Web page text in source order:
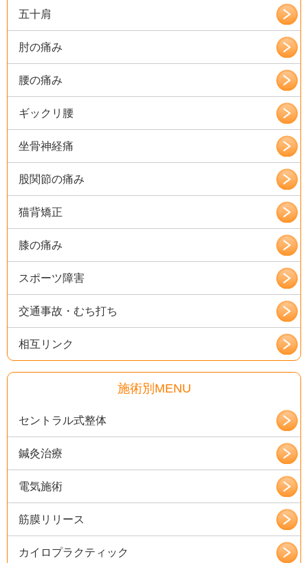
五十肩
肘の痛み
腰の痛み
ギックリ腰
坐骨神経痛
股関節の痛み
猫背矯正
膝の痛み
スポーツ障害
交通事故・むち打ち
相互リンク
施術別MENU
セントラル式整体
鍼灸治療
電気施術
筋膜リリース
カイロプラクティック